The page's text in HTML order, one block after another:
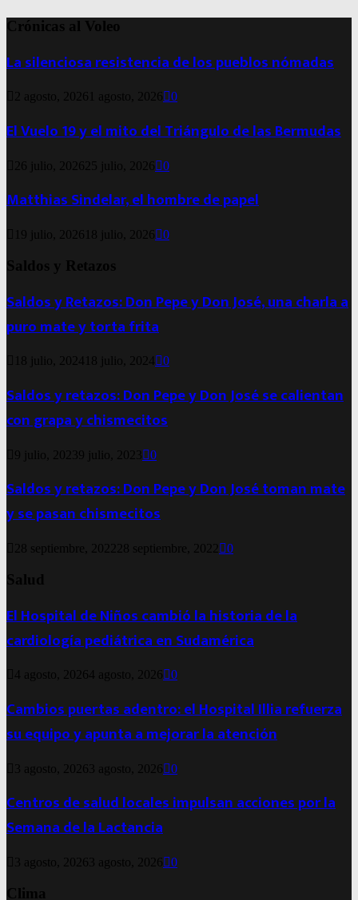
Crónicas al Voleo
La silenciosa resistencia de los pueblos nómadas
2 agosto, 2026 1 agosto, 2026 0
El Vuelo 19 y el mito del Triángulo de las Bermudas
26 julio, 2026 25 julio, 2026 0
Matthias Sindelar, el hombre de papel
19 julio, 2026 18 julio, 2026 0
Saldos y Retazos
Saldos y Retazos: Don Pepe y Don José, una charla a
puro mate y torta frita
18 julio, 2024 18 julio, 2024 0
Saldos y retazos: Don Pepe y Don José se calientan
con grapa y chismecitos
9 julio, 20239 julio, 2023 0
Saldos y retazos: Don Pepe y Don José toman mate
y se pasan chismecitos
28 septiembre, 2022 28 septiembre, 2022 0
Salud
El Hospital de Niños cambió la historia de la
cardiología pediátrica en Sudamérica
4 agosto, 20264 agosto, 2026 0
Cambios puertas adentro: el Hospital Illia refuerza
su equipo y apunta a mejorar la atención
3 agosto, 2026 3 agosto, 2026 0
Centros de salud locales impulsan acciones por la
Semana de la Lactancia
3 agosto, 2026 3 agosto, 2026 0
Clima